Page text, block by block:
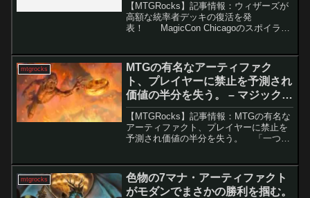
【MTGRocks】記事情報：ウィザーズが
高額な統率者デッキの復活を発
表！ MagicCon Chicagoのスポイラー
ル、フェッチランドの再版、オーコの再
登...
mtgrocks
MTGの有名なアーティファク
ト、プレイヤーに禁止を予測され
価値の半分を失う。 – マジック：
ザ・ギャザリング
【MTGRocks】記事情報：MTGの有名な
アーティファクト、プレイヤーに禁止を
予測され価値の半分を失う。 「一つの
す。しかし、その性能の高さと価格の高
さから、多...
mtgrocks
色物の7マナ・アーティファクト
がモダンでまさかの勝利を掴む。